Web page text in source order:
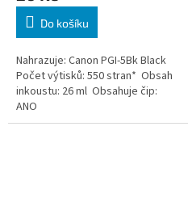
Do košíku
Nahrazuje: Canon PGI-5Bk Black
Počet výtisků: 550 stran* Obsah
inkoustu: 26 ml Obsahuje čip:
ANO